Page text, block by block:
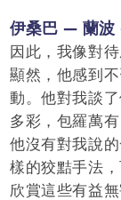
伊桑巴 — 蘭波
因此，我像對
顯然，他感到
動。他對我談
多彩，包羅萬
他沒有對我說
樣的狡黠手法
欣賞這些有益